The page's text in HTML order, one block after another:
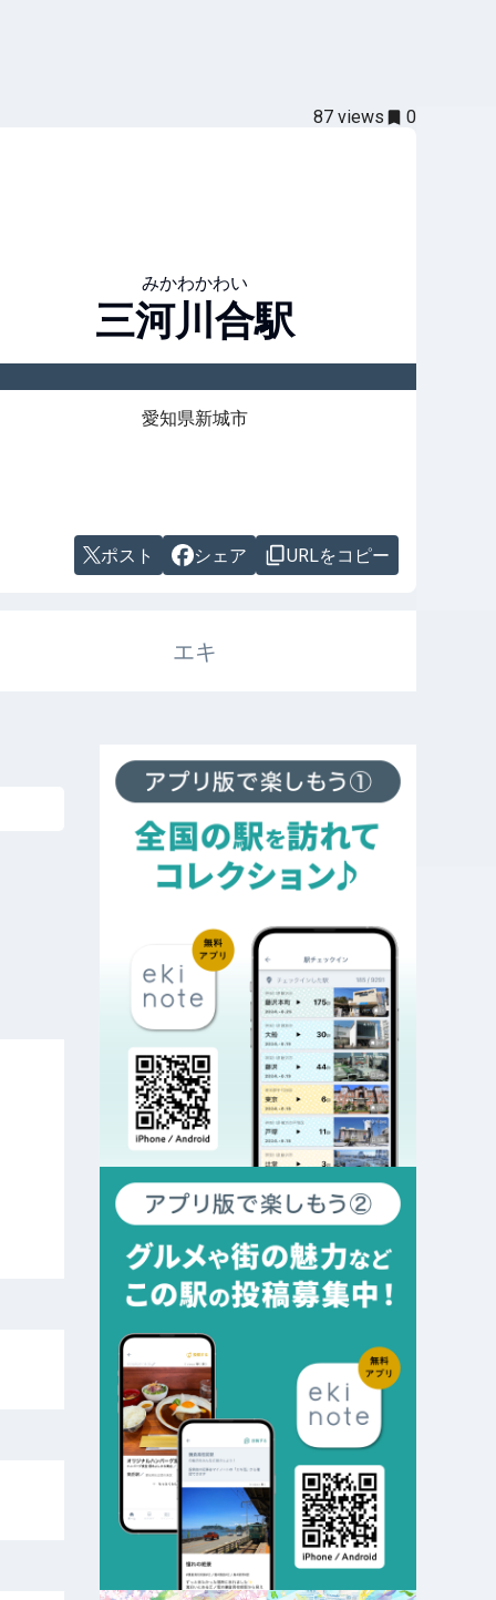
87 views 0
みかわかわい
三河川合駅
愛知県新城市
ポスト シェア URLをコピー
エキ